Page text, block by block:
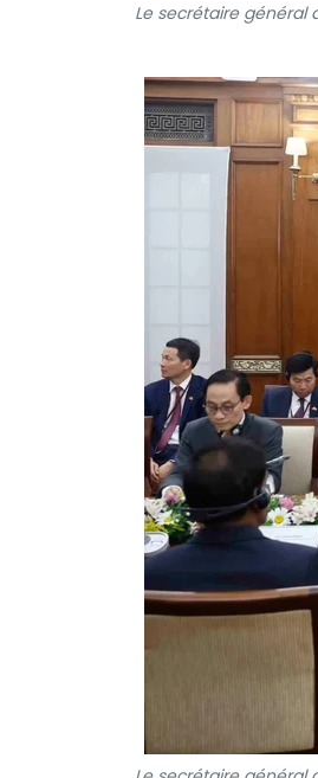
Le secrétaire général